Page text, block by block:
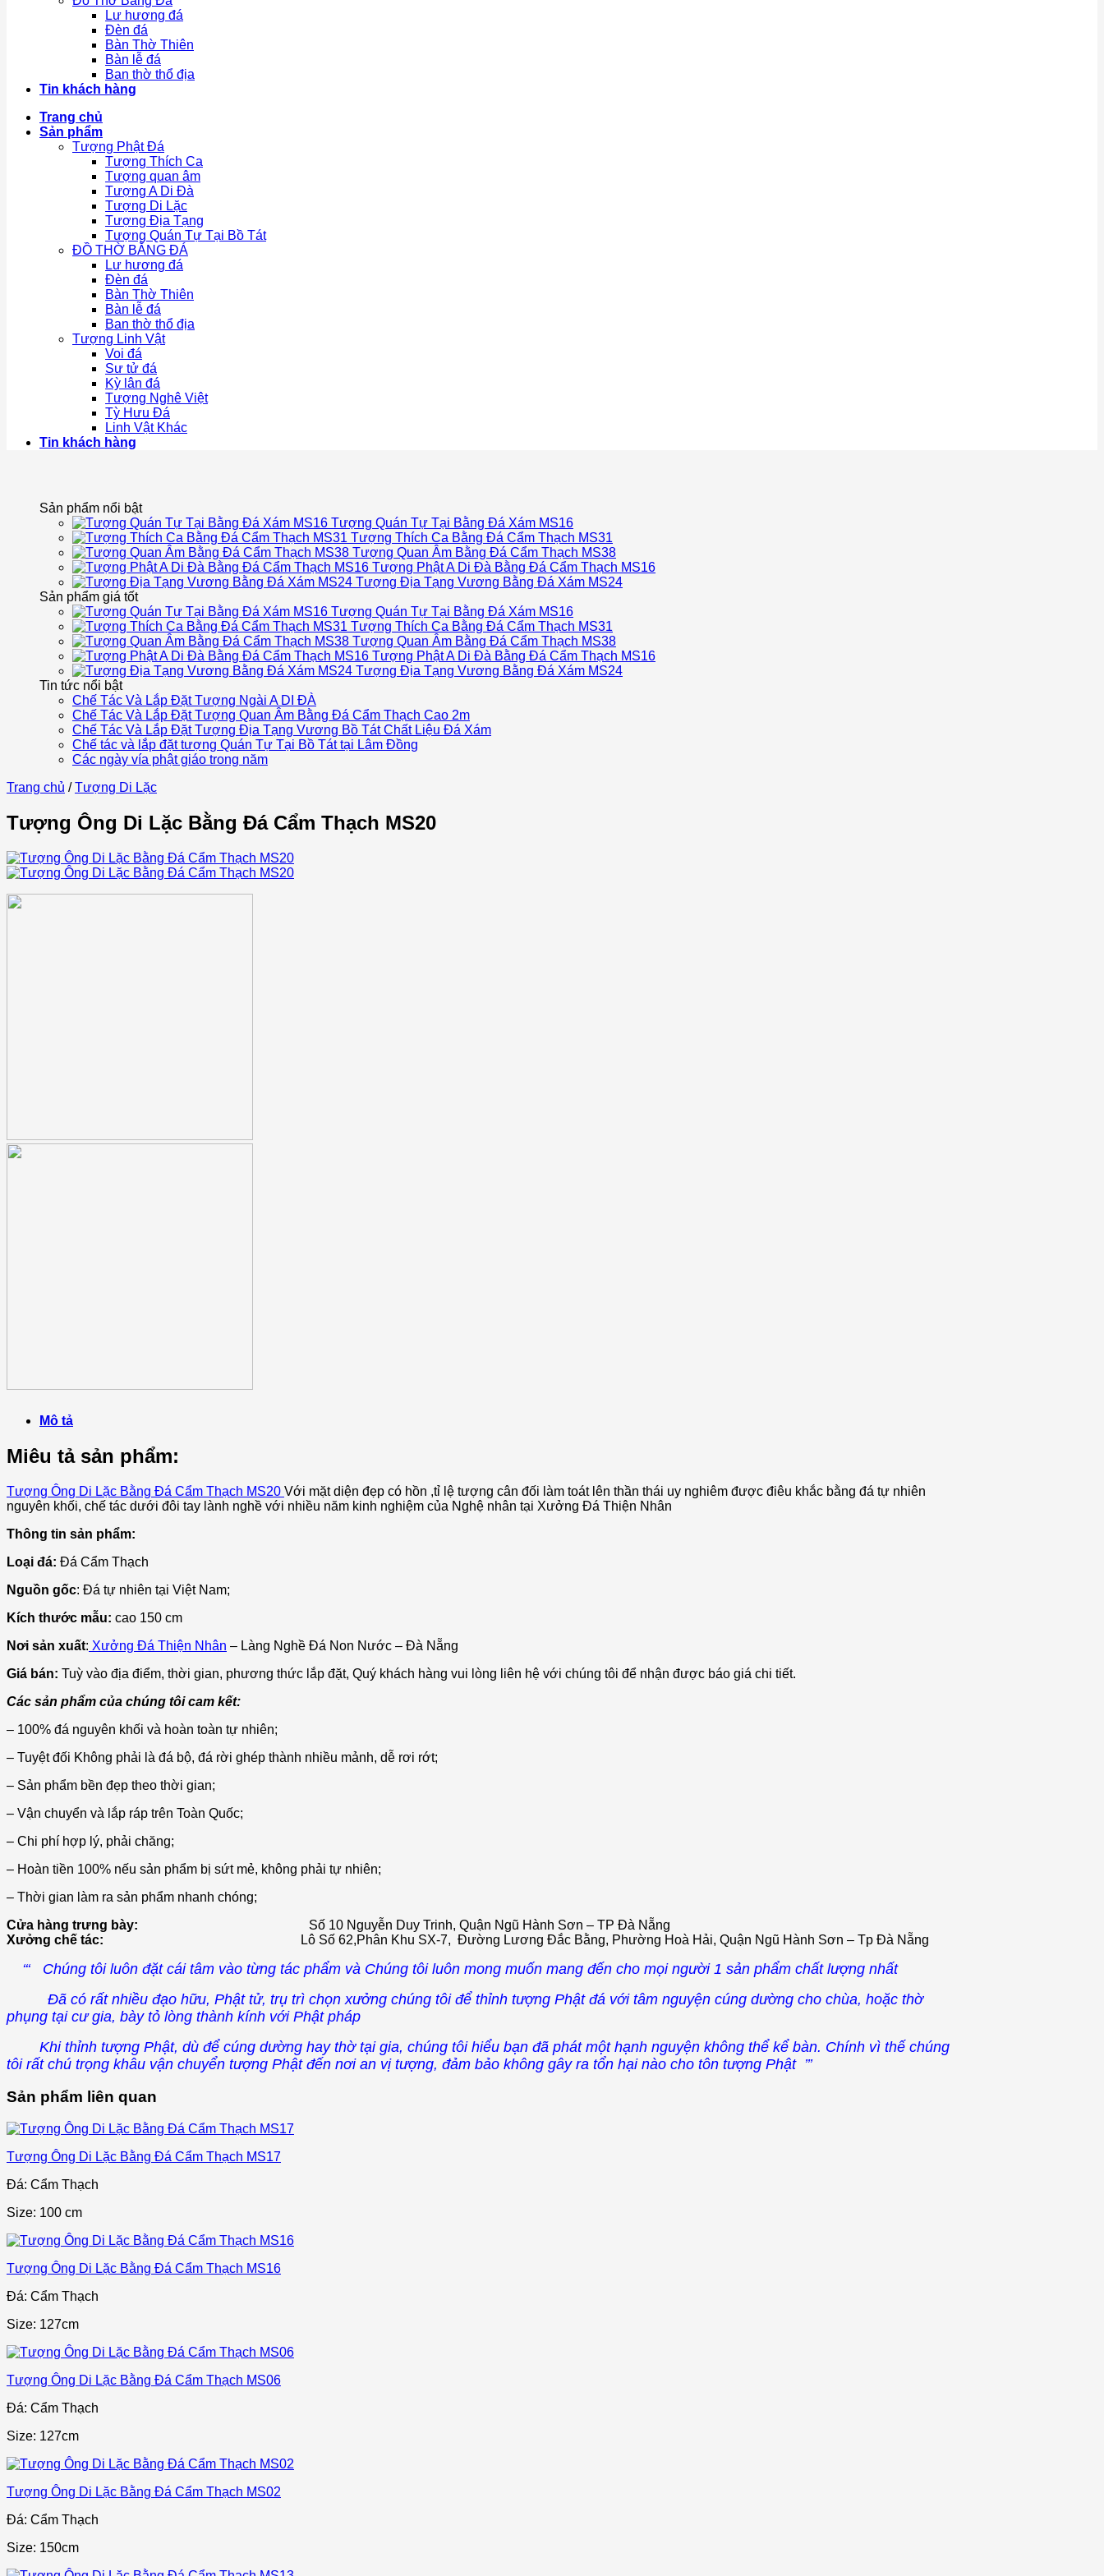
Lư hương đá
Đèn đá
Bàn Thờ Thiên
Bàn lễ đá
Ban thờ thổ địa
Tin khách hàng
Trang chủ
Sản phẩm
Tượng Phật Đá
Tượng Thích Ca
Tượng quan âm
Tượng A Di Đà
Tượng Di Lặc
Tượng Địa Tạng
Tượng Quán Tự Tại Bồ Tát
ĐỒ THỜ BẰNG ĐÁ
Lư hương đá
Đèn đá
Bàn Thờ Thiên
Bàn lễ đá
Ban thờ thổ địa
Tượng Linh Vật
Voi đá
Sư tử đá
Kỳ lân đá
Tượng Nghê Việt
Tỳ Hưu Đá
Linh Vật Khác
Tin khách hàng
Sản phẩm nổi bật
Tượng Quán Tự Tại Bằng Đá Xám MS16
Tượng Thích Ca Bằng Đá Cẩm Thạch MS31
Tượng Quan Âm Bằng Đá Cẩm Thạch MS38
Tượng Phật A Di Đà Bằng Đá Cẩm Thạch MS16
Tượng Địa Tạng Vương Bằng Đá Xám MS24
Sản phẩm giá tốt
Tượng Quán Tự Tại Bằng Đá Xám MS16
Tượng Thích Ca Bằng Đá Cẩm Thạch MS31
Tượng Quan Âm Bằng Đá Cẩm Thạch MS38
Tượng Phật A Di Đà Bằng Đá Cẩm Thạch MS16
Tượng Địa Tạng Vương Bằng Đá Xám MS24
Tin tức nổi bật
Chế Tác Và Lắp Đặt Tượng Ngài A DI ĐÀ
Chế Tác Và Lắp Đặt Tượng Quan Âm Bằng Đá Cẩm Thạch Cao 2m
Chế Tác Và Lắp Đặt Tượng Địa Tạng Vương Bồ Tát Chất Liệu Đá Xám
Chế tác và lắp đặt tượng Quán Tự Tại Bồ Tát tại Lâm Đồng
Các ngày vía phật giáo trong năm
Trang chủ / Tượng Di Lặc
Tượng Ông Di Lặc Bằng Đá Cẩm Thạch MS20
Mô tả
Miêu tả sản phẩm:
Tượng Ông Di Lặc Bằng Đá Cẩm Thạch MS20 Với mặt diện đẹp có hồn ,tỉ lệ tượng cân đối làm toát lên thần thái uy nghiêm được điêu khắc bằng đá tự nhiên
nguyên khối, chế tác dưới đôi tay lành nghề với nhiều năm kinh nghiệm của Nghệ nhân tại Xưởng Đá Thiện Nhân
Thông tin sản phẩm:
Loại đá: Đá Cẩm Thạch
Nguồn gốc: Đá tự nhiên tại Việt Nam;
Kích thước mẫu: cao 150 cm
Nơi sản xuất: Xưởng Đá Thiện Nhân – Làng Nghề Đá Non Nước – Đà Nẵng
Giá bán: Tuỳ vào địa điểm, thời gian, phương thức lắp đặt, Quý khách hàng vui lòng liên hệ với chúng tôi để nhận được báo giá chi tiết.
Các sản phẩm của chúng tôi cam kết:
– 100% đá nguyên khối và hoàn toàn tự nhiên;
– Tuyệt đối Không phải là đá bộ, đá rời ghép thành nhiều mảnh, dễ rơi rớt;
– Sản phẩm bền đẹp theo thời gian;
– Vận chuyển và lắp ráp trên Toàn Quốc;
– Chi phí hợp lý, phải chăng;
– Hoàn tiền 100% nếu sản phẩm bị sứt mẻ, không phải tự nhiên;
– Thời gian làm ra sản phẩm nhanh chóng;
Cửa hàng trưng bày:
Số 10 Nguyễn Duy Trinh, Quận Ngũ Hành Sơn – TP Đà Nẵng
Xưởng chế tác:
Lô Số 62,Phân Khu SX-7, Đường Lương Đắc Bằng, Phường Hoà Hải, Quận Ngũ Hành Sơn – Tp Đà Nẵng
‘‘‘ Chúng tôi luôn đặt cái tâm vào từng tác phẩm và Chúng tôi luôn mong muốn mang đến cho mọi người 1 sản phẩm chất lượng nhất
Đã có rất nhiều đạo hữu, Phật tử, trụ trì chọn xưởng chúng tôi để thỉnh tượng Phật đá với tâm nguyện cúng dường cho chùa, hoặc thờ
phụng tại cư gia, bày tỏ lòng thành kính với Phật pháp
Khi thỉnh tượng Phật, dù để cúng dường hay thờ tại gia, chúng tôi hiểu bạn đã phát một hạnh nguyện không thể kể bàn. Chính vì thế chúng
tôi rất chú trọng khâu vận chuyển tượng Phật đến nơi an vị tượng, đảm bảo không gây ra tổn hại nào cho tôn tượng Phật ’’’
Sản phẩm liên quan
Tượng Ông Di Lặc Bằng Đá Cẩm Thạch MS17
Đá: Cẩm Thạch
Size: 100 cm
Tượng Ông Di Lặc Bằng Đá Cẩm Thạch MS16
Đá: Cẩm Thạch
Size: 127cm
Tượng Ông Di Lặc Bằng Đá Cẩm Thạch MS06
Đá: Cẩm Thạch
Size: 127cm
Tượng Ông Di Lặc Bằng Đá Cẩm Thạch MS02
Đá: Cẩm Thạch
Size: 150cm